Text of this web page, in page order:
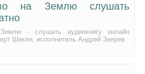
на Землю слушать
- слушать аудиокнигу онлайн
Шекли, исполнитель Андрей Зверев